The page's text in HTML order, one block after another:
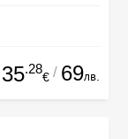
35.28
€ / 69лв.